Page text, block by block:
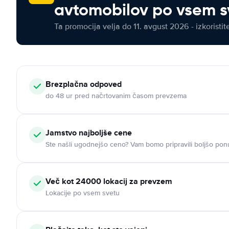
avtomobilov po vsem
Ta promocija velja do 11. avgust 2026 -
Brezplačna odpoved
do 48 ur pred načrtovanim časom prevzema
Jamstvo najboljše cene
Ste našli ugodnejšo ceno? Vam bomo pripravili boljšo
Več kot 24000 lokacij za prevzem
Lokacije po vsem svetu